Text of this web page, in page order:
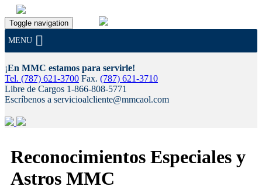
Toggle navigation
MENU
¡En MMC estamos para servirle!
Tel. (787) 621-3700 Fax. (787) 621-3710
Libre de Cargos 1-866-808-5771
Escríbenos a servicioalcliente@mmcaol.com
content
Reconocimientos Especiales y
Astros MMC